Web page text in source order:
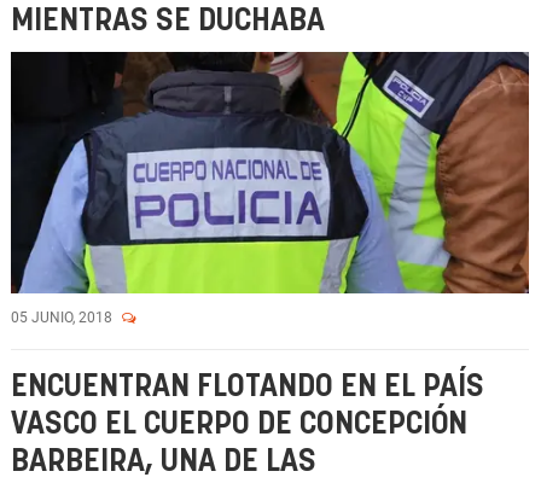
MIENTRAS SE DUCHABA
05 JUNIO, 2018
ENCUENTRAN FLOTANDO EN EL PAÍS
VASCO EL CUERPO DE CONCEPCIÓN
BARBEIRA, UNA DE LAS